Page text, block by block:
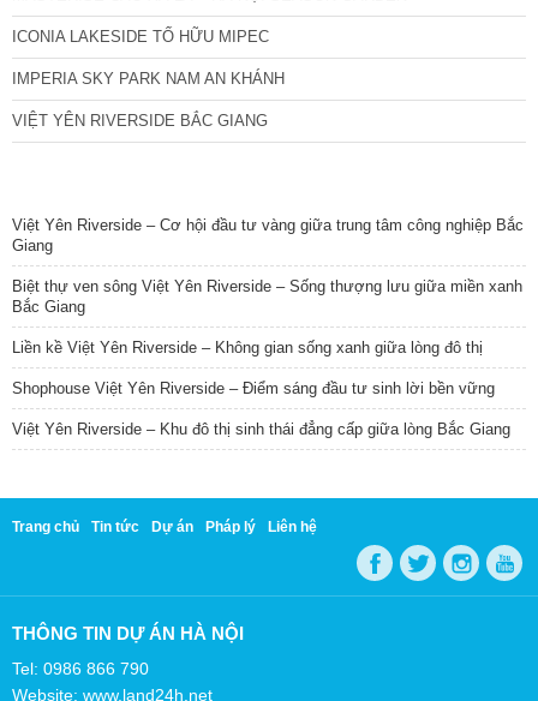
ICONIA LAKESIDE TỐ HỮU MIPEC
IMPERIA SKY PARK NAM AN KHÁNH
VIỆT YÊN RIVERSIDE BẮC GIANG
Việt Yên Riverside – Cơ hội đầu tư vàng giữa trung tâm công nghiệp Bắc
Giang
Biệt thự ven sông Việt Yên Riverside – Sống thượng lưu giữa miền xanh
Bắc Giang
Liền kề Việt Yên Riverside – Không gian sống xanh giữa lòng đô thị
Shophouse Việt Yên Riverside – Điểm sáng đầu tư sinh lời bền vững
Việt Yên Riverside – Khu đô thị sinh thái đẳng cấp giữa lòng Bắc Giang
Trang chủ Tin tức Dự án Pháp lý Liên hệ
THÔNG TIN DỰ ÁN HÀ NỘI
Tel: 0986 866 790
Website: www.land24h.net